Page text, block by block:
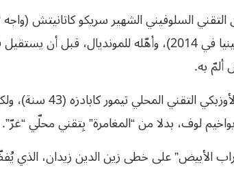
مع الإمارات، ثم مع سلوفينيا في 2014)، وأهّله
به.
وبعدها، عيّن اتحاد
لوف، بدلا من “المغامرة” بِتقني محلّي “غرّ”.
الأبيض” على خطى زين الدين زيدان، الذي